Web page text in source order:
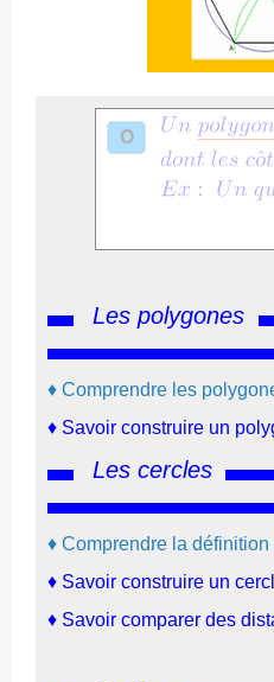
Les polygones
♦ Comprendre les
♦ Savoir construire un
Les cercles
♦ Comprendre la définition
♦ Savoir construire un
♦ Savoir comparer des